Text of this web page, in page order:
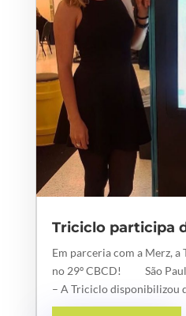
Triciclo participa
Em parceria com a Merz,
no 29º CBCD! São
– A Triciclo disponibilizou